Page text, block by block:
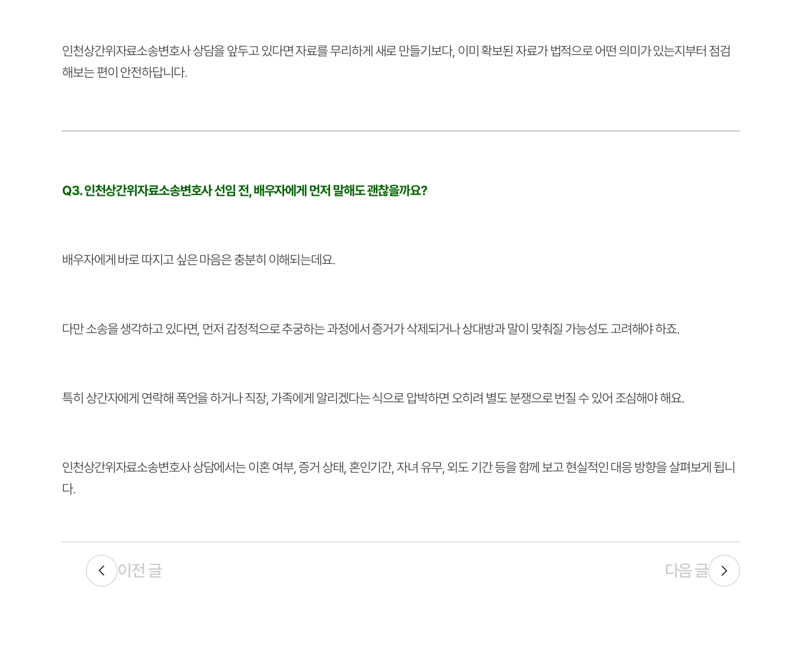
인천상간위자료소송변호사 상담을 앞두고 있다면 자료를 무리하게 새로 만들기보다, 이미 확보된 자료가 법적으로 어떤 의미가 있는지부터 점검
해보는 편이 안전하답니다.
Q3. 인천상간위자료소송변호사 선임 전, 배우자에게 먼저 말해도 괜찮을까요?
배우자에게 바로 따지고 싶은 마음은 충분히 이해되는데요.
다만 소송을 생각하고 있다면, 먼저 감정적으로 추궁하는 과정에서 증거가 삭제되거나 상대방과 말이 맞춰질 가능성도 고려해야 하죠.
특히 상간자에게 연락해 폭언을 하거나 직장, 가족에게 알리겠다는 식으로 압박하면 오히려 별도 분쟁으로 번질 수 있어 조심해야 해요.
인천상간위자료소송변호사 상담에서는 이혼 여부, 증거 상태, 혼인기간, 자녀 유무, 외도 기간 등을 함께 보고 현실적인 대응 방향을 살펴보게 됩니
다.
이전 글 다음 글